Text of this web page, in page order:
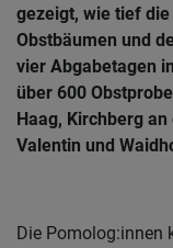
gezeigt, wie tief
Obstbäumen und
vier Abgabetagen
über 600
Haag, Kirchberg
Valentin und
Die Pomolog:innen